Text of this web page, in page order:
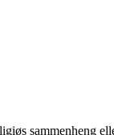
sammenheng